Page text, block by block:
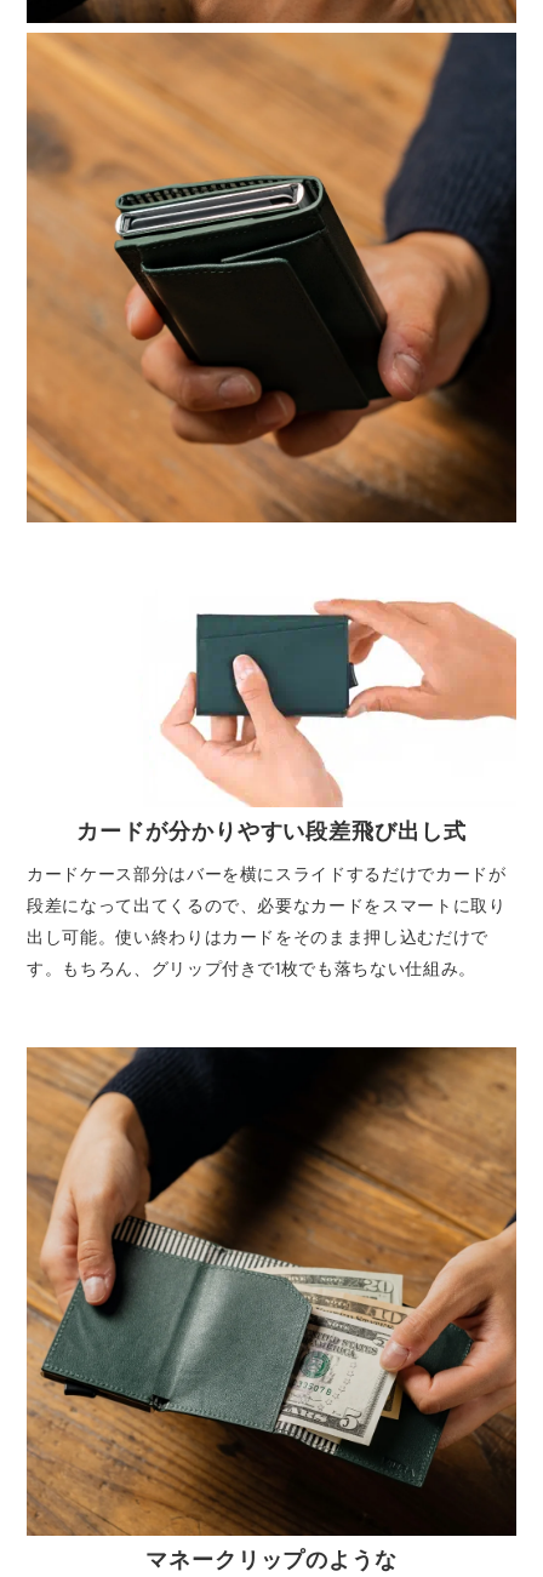
カードが分かりやすい段差飛び出し式
カードケース部分はバーを横にスライドするだけでカードが
段差になって出てくるので、必要なカードをスマートに取り
出し可能。使い終わりはカードをそのまま押し込むだけで
す。もちろん、グリップ付きで1枚でも落ちない仕組み。
マネークリップのような